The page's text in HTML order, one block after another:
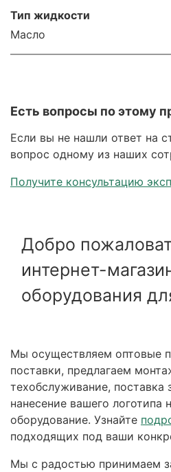
Тип жидкости
Масло
Есть вопросы по этому
Если вы не нашли ответ на
вопрос одному из наших
Получите консультацию
Добро
интернет-
оборудования
Мы осуществляем оптовые
поставки, предлагаем
техобслуживание, поставка
нанесение вашего логотипа
оборудование. Узнайте
подходящих под ваши
Мы с радостью принимаем